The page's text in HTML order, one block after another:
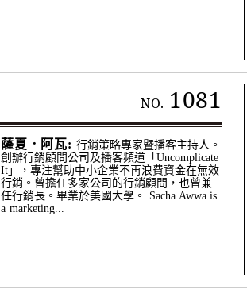
NO. 1081
薩夏．阿⽡: 行銷策略專家暨播客主持人。
創辦行銷顧問公司及播客頻道「Uncomplicate
It」，專注幫助中小企業不再浪費資金在無效
行銷。曾擔任多家公司的行銷顧問，也曾兼
任行銷長。畢業於美國大學。 Sacha Awwa is
a marketing...